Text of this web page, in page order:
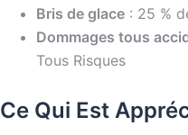
Bris de glace : 25 %
Dommages tous
Tous Risques
Ce Qui Est